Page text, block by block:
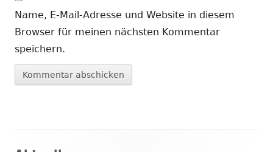
Name, E-Mail-Adresse und Website in diesem
Browser für meinen nächsten Kommentar
speichern.